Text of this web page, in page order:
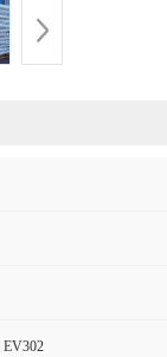
EV302